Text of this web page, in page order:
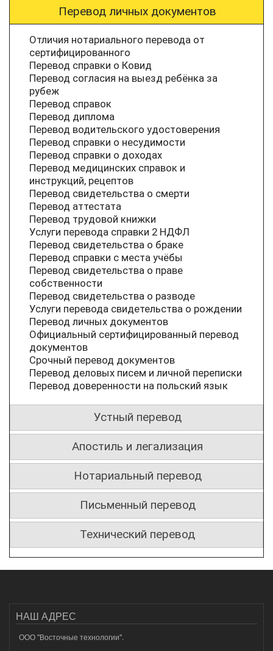
Перевод личных документов
Отличия нотариального перевода от
сертифицированного
Перевод справки о Ковид
Перевод согласия на выезд ребёнка за
рубеж
Перевод справок
Перевод диплома
Перевод водительского удостоверения
Перевод справки о несудимости
Перевод справки о доходах
Перевод медицинских справок и
инструкций, рецептов
Перевод свидетельства о смерти
Перевод аттестата
Перевод трудовой книжки
Услуги перевода справки 2 НДФЛ
Перевод свидетельства о браке
Перевод справки с места учёбы
Перевод свидетельства о праве
собственности
Перевод свидетельства о разводе
Услуги перевода свидетельства о рождении
Перевод личных документов
Официальный сертифицированный перевод
документов
Срочный перевод документов
Перевод деловых писем и личной переписки
Перевод доверенности на польский язык
Устный перевод
Апостиль и легализация
Нотариальный перевод
Письменный перевод
Технический перевод
НАШ АДРЕС
ООО "Восточные технологии".